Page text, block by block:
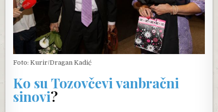
Foto: Kurir/Dragan Kadić
Ko su Tozovčevi vanbračni
sinovi?